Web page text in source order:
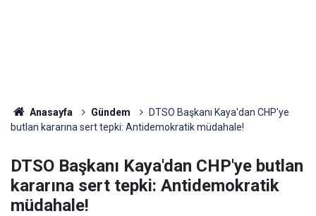
Anasayfa Gündem
DTSO Başkanı Kaya'dan CHP'ye
butlan kararına sert tepki: Antidemokratik müdahale!
DTSO Başkanı Kaya'dan CHP'ye butlan
kararına sert tepki: Antidemokratik
müdahale!